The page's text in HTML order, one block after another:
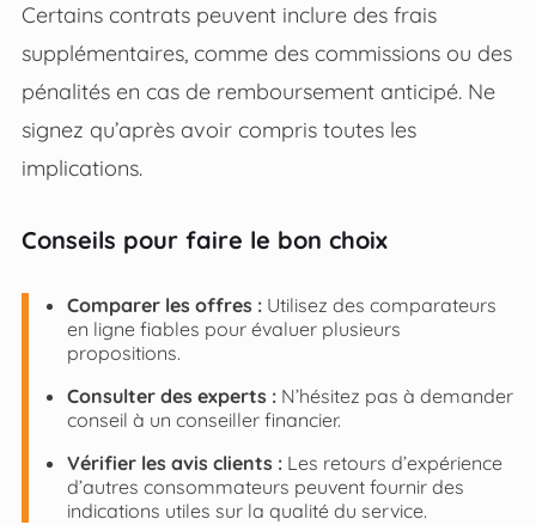
Certains contrats peuvent inclure des frais
supplémentaires, comme des commissions ou des
pénalités en cas de remboursement anticipé. Ne
signez qu’après avoir compris toutes les
implications.
Conseils pour faire le bon choix
Comparer les offres :Utilisez des comparateurs
en ligne fiables pour évaluer plusieurs
propositions.
Consulter des experts :N’hésitez pas à demander
conseil à un conseiller financier.
Vérifier les avis clients :Les retours d’expérience
d’autres consommateurs peuvent fournir des
indications utiles sur la qualité du service.